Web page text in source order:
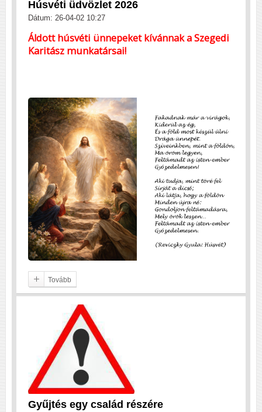
Húsvéti üdvözlet 2026
Dátum: 26-04-02 10:27
Áldott húsvéti ünnepeket kívánnak a Szegedi
Karitász munkatársai!
Tovább
Gyűjtés egy család részére